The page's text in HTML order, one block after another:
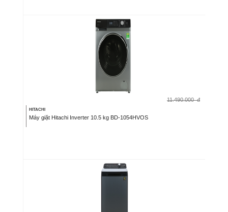
11.490.000 đ
HITACHI
Máy giặt Hitachi Inverter 10.5 kg BD-1054HVOS